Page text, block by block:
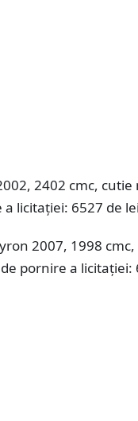
2402 cmc,
licitaţiei: 6527 de
2007, 1998
pornire a licitaţiei: